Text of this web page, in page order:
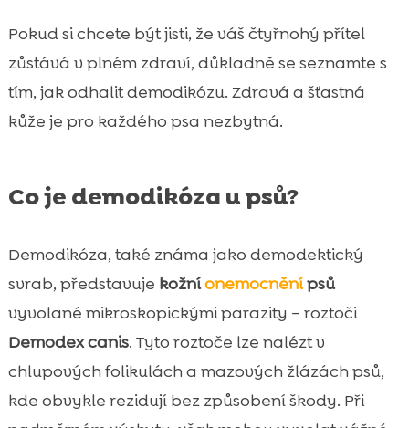
Pokud si chcete být jisti, že váš čtyřnohý přítel
zůstává v plném zdraví, důkladně se seznamte s
tím, jak odhalit demodikózu. Zdravá a šťastná
kůže je pro každého psa nezbytná.
Co je demodikóza u psů?
Demodikóza, také známa jako demodektický
svrab, představuje kožníonemocněnípsů
vyvolané mikroskopickými parazity – roztoči
Demodex canis. Tyto roztoče lze nalézt v
chlupových folikulách a mazových žlázách psů,
kde obvykle rezidují bez způsobení škody. Při